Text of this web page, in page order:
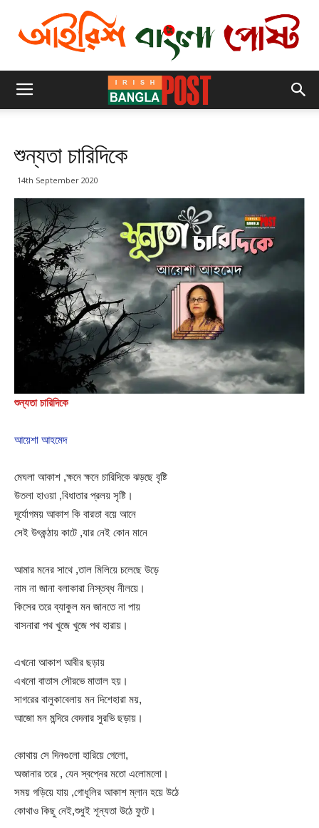
শুন্যতা চারিদিকে
14th September 2020
শুন্যতা চারিদিকে
আয়েশা আহমেদ
মেঘলা আকাশ ,ক্ষনে ক্ষনে চারিদিকে ঝড়ছে বৃষ্টি
উতলা হাওয়া ,বিধাতার প্রলয় সৃষ্টি।
দূর্যোগময় আকাশ কি বারতা বয়ে আনে
সেই উৎকন্ঠায় কাটে ,যার নেই কোন মানে
আমার মনের সাথে ,তাল মিলিয়ে চলেছে উড়ে
নাম না জানা বলাকারা নিস্তব্ধ নীলয়ে।
কিসের তরে ব্যাকুল মন জানতে না পায়
বাসনারা পথ খুজে খুজে পথ হারায়।
এখনো আকাশ আবীর ছড়ায়
এখনো বাতাস সৌরভে মাতাল হয়।
সাগরের বালুকাবেলায় মন দিশেহারা ময়,
আজো মন মন্দিরে বেদনার সুরভি ছড়ায়।
কোথায় সে দিনগুলো হারিয়ে গেলো,
অজানার তরে , যেন স্বপ্নের মতো এলোমলো।
সময় গড়িয়ে যায় ,গোধূলির আকাশ ম্লান হয়ে উঠে
কোথাও কিছু নেই,শুধুই শূন্যতা উঠে ফুটে।